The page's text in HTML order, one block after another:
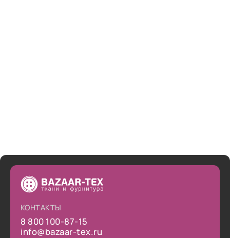
КОНТАКТЫ
8 800 100-87-15
info@bazaar-tex.ru